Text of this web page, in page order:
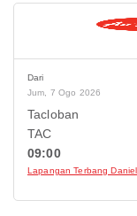
Dari
Jum, 7 Ogo 2026
Tacloban
TAC
09:00
Lapangan Terbang